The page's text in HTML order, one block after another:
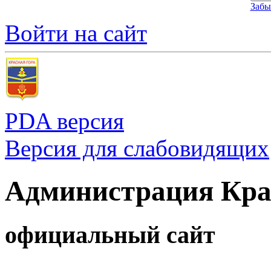
Войти на сайт
PDA версия
Версия для слабовидящих
Администрация
официальный сайт